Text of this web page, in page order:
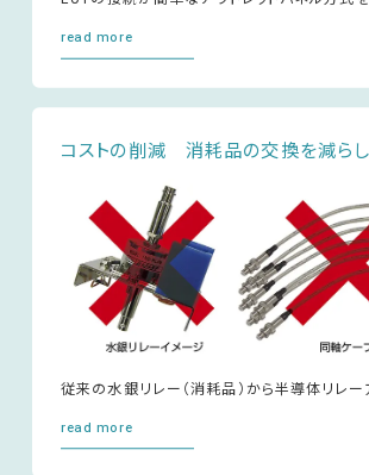
EMC試験器
RF関連製品・試験システ
EMCソリューションセン
read more
コストの削減 消耗品の交換を減ら
従来の水銀リレー（消耗品）から半導体リレー
read more